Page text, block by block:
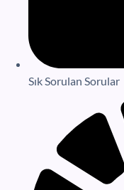
Sık Sorulan Sorular